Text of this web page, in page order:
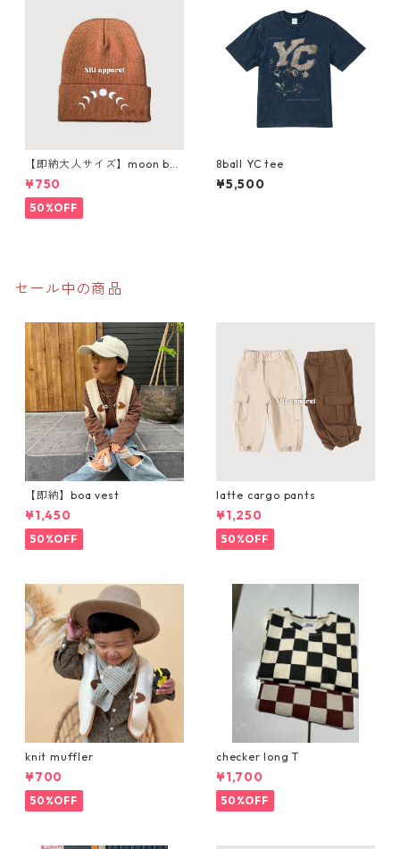
【即納大人サイズ】moon bea
nie
¥750
50%OFF
8ball YC tee
¥5,500
セール中の商品
【即納】boa vest
¥1,450
50%OFF
latte cargo pants
¥1,250
50%OFF
knit muffler
¥700
50%OFF
checker long T
¥1,700
50%OFF